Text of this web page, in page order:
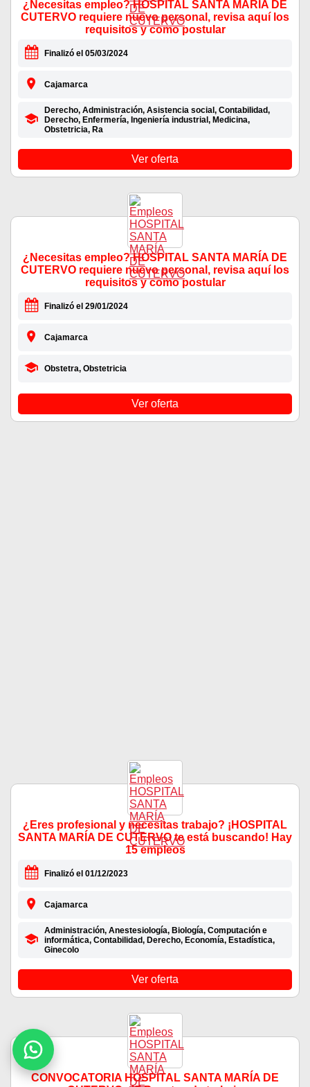
¿Necesitas empleo? HOSPITAL SANTA MARÍA DE
CUTERVO requiere nuevo personal, revisa aquí los
requisitos y como postular
Finalizó el 05/03/2024
Cajamarca
Derecho, Administración, Asistencia social, Contabilidad,
Derecho, Enfermería, Ingeniería industrial, Medicina,
Obstetricia, Ra
Ver oferta
¿Necesitas empleo? HOSPITAL SANTA MARÍA DE
CUTERVO requiere nuevo personal, revisa aquí los
requisitos y como postular
Finalizó el 29/01/2024
Cajamarca
Obstetra, Obstetricia
Ver oferta
¿Eres profesional y necesitas trabajo? ¡HOSPITAL
SANTA MARÍA DE CUTERVO te está buscando! Hay
15 empleos
Finalizó el 01/12/2023
Cajamarca
Administración, Anestesiología, Biología, Computación e
informática, Contabilidad, Derecho, Economía, Estadística,
Ginecolo
Ver oferta
CONVOCATORIA HOSPITAL SANTA MARÍA DE